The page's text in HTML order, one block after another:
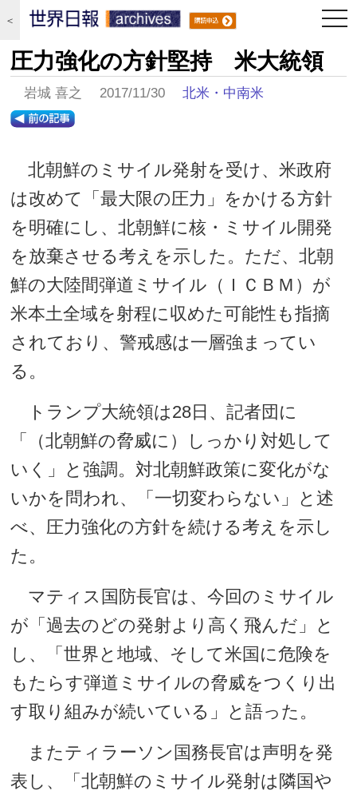
＜
圧力強化の方針堅持 米大統領
岩城 喜之 2017/11/30北米・中南米
北朝鮮のミサイル発射を受け、米政府
は改めて「最大限の圧力」をかける方針
を明確にし、北朝鮮に核・ミサイル開発
を放棄させる考えを示した。ただ、北朝
鮮の大陸間弾道ミサイル（ＩＣＢＭ）が
米本土全域を射程に収めた可能性も指摘
されており、警戒感は一層強まってい
る。
トランプ大統領は28日、記者団に
「（北朝鮮の脅威に）しっかり対処して
いく」と強調。対北朝鮮政策に変化がな
いかを問われ、「一切変わらない」と述
べ、圧力強化の方針を続ける考えを示し
た。
マティス国防長官は、今回のミサイル
が「過去のどの発射より高く飛んだ」と
し、「世界と地域、そして米国に危険を
もたらす弾道ミサイルの脅威をつくり出
す取り組みが続いている」と語った。
またティラーソン国務長官は声明を発
表し、「北朝鮮のミサイル発射は隣国や